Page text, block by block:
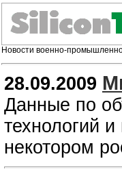
Новости военно-
28.09.2009
Данные по
технологий
некотором